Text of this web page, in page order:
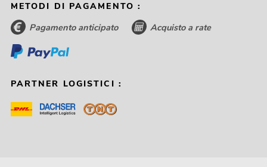
METODI DI PAGAMENTO :
Pagamento anticipato Acquisto a rate
PARTNER LOGISTICI :